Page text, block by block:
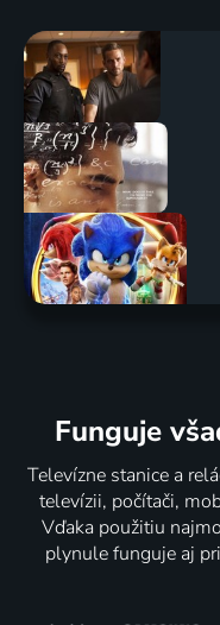
Funguje
Televízne stanice a
televízii, počítači,
Vďaka použitiu
plynule funguje aj